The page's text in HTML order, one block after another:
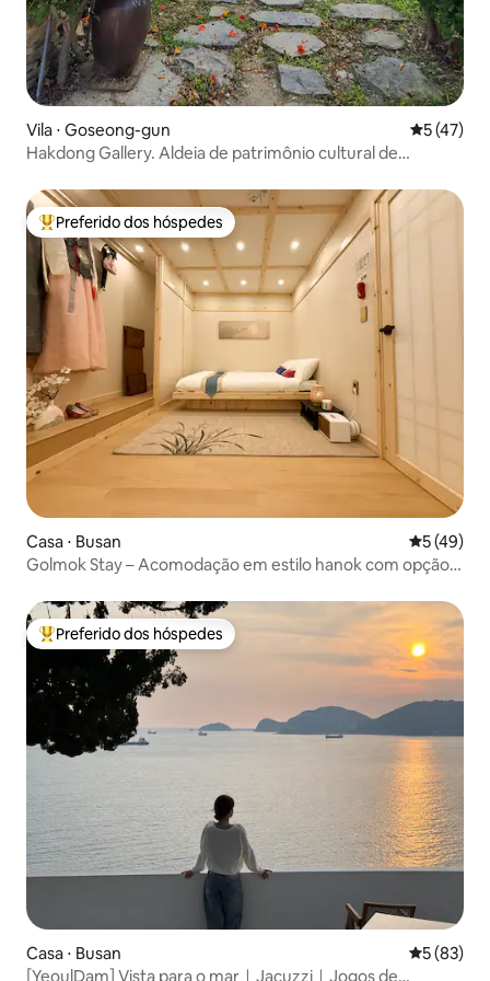
Vila ⋅ Goseong-gun 5 de uma
5 (47)
Hakdong Gallery. Aldeia de patrimônio cultural de
em um jardim de 3.300 m². Interior moderno.
Entre os melhores preferidos dos hóspedes
Preferido dos hóspedes
Casa ⋅ Busan 5 de uma
5 (49)
Golmok Stay – Acomodação em estilo hanok com opção
mercado noturno
Entre os melhores preferidos dos hóspedes
Preferido dos hóspedes
Casa ⋅ Busan 5 de uma
5 (83)
[YeoulDam] Vista para o marㅣJacuzziㅣJogos de